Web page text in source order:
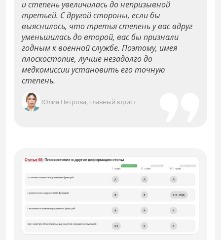
и степень увеличилась до непризывной
третьей. С другой стороны, если бы
выяснилось, что третья степень у вас вдруг
уменьшилась до второй, вас бы признали
годным к военной службе. Поэтому, имея
плоскостопие, лучше незадолго до
медкомиссии установить его точную
степень.
Юлия Петрова, главный юрист